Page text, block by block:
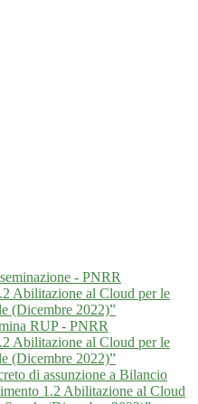
- PNRR
Abilitazione al Cloud per le
(Dicembre 2022)”
RUP - PNRR
Abilitazione al Cloud per le
(Dicembre 2022)”
di assunzione a Bilancio
1.2 Abilitazione al Cloud